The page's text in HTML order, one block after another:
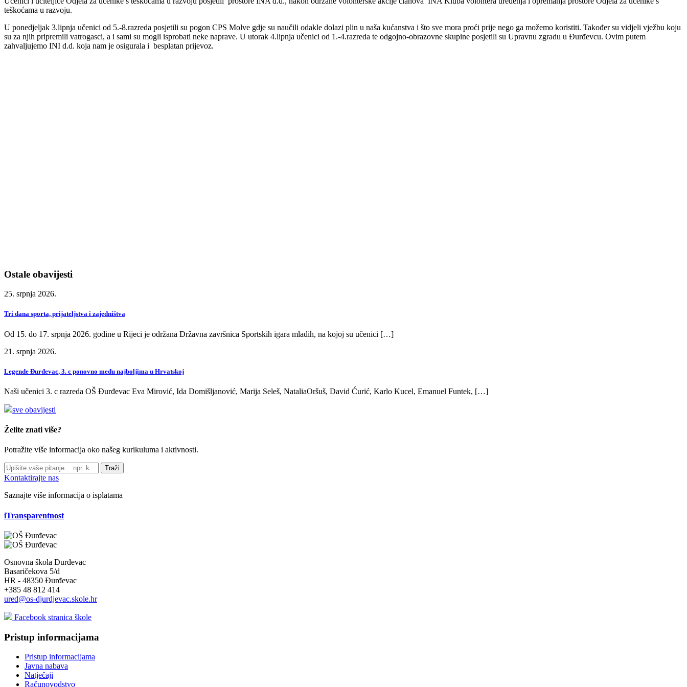
teškoćama u razvoju.
U ponedjeljak 3.lipnja učenici od 5.-8.razreda posjetili su pogon CPS Molve gdje su naučili odakle dolazi plin u naša kućanstva i što sve mora proći prije nego ga možemo koristiti. Također su vidjeli vježbu koju
su za njih pripremili vatrogasci, a i sami su mogli isprobati neke naprave. U utorak 4.lipnja učenici od 1.-4.razreda te odgojno-obrazovne skupine posjetili su Upravnu zgradu u Đurđevcu. Ovim putem
zahvaljujemo INI d.d. koja nam je osigurala i besplatan prijevoz.
Ostale obavijesti
25. srpnja 2026.
Tri dana sporta, prijateljstva i zajedništva
Od 15. do 17. srpnja 2026. godine u Rijeci je održana Državna završnica Sportskih igara mladih, na kojoj su učenici […]
21. srpnja 2026.
Legende Đurđevac, 3. c ponovno među najboljima u Hrvatskoj
Naši učenici 3. c razreda OŠ Đurđevac Eva Mirović, Ida Domišljanović, Marija Seleš, NataliaOršuš, David Ćurić, Karlo Kucel, Emanuel Funtek, […]
sve obavijesti
Želite znati više?
Potražite više informacija oko našeg kurikuluma i aktivnosti.
Traži
Kontaktirajte nas
Saznajte više informacija o isplatama
iTransparentnost
Osnovna škola Đurđevac
Basaričekova 5/d
HR - 48350 Đurđevac
+385 48 812 414
ured@os-djurdjevac.skole.hr
Facebook stranica škole
Pristup informacijama
Pristup informacijama
Javna nabava
Natječaji
Računovodstvo